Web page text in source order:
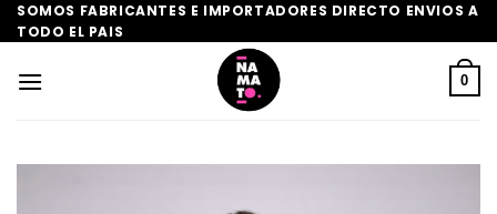
Saltar
al
contenido
SOMOS FABRICANTES E IMPORTADORES DIRECTO ENVIOS A
TODO EL PAIS
0